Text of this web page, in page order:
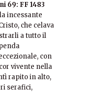
69: FF 1483
incessante
che celava
a tutto il
con
vivente nella
rapito in alto,
serafici,